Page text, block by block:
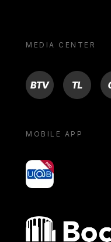
MEDIA CENTER
BTV TL ON
MOBILE APP
yoU@B
Bocconi shop